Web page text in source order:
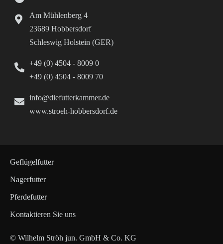
Am Mühlenberg 4
23689 Hobbersdorf
Schleswig Holstein (GER)
+49 (0) 4504 - 8009 0
+49 (0) 4504 - 8009 70
info@diefutterkammer.de
www.stroeh-hobbersdorf.de
Geflügelfutter
Nagerfutter
Pferdefutter
Kontaktieren Sie uns
© Wilhelm Ströh jun. GmbH & Co. KG